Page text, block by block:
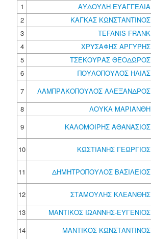
1
ΑΥΔΟΥΛΗ ΕΥΑΓΓΕΛΙΑ
2
ΚΑΓΚΑΣ ΚΩΝΣΤΑΝΤΙΝΟΣ
3
TEFANIS FRANK
4
ΧΡΥΣΑΦΗΣ ΑΡΓΥΡΗΣ
5
ΤΣΕΚΟΥΡΑΣ ΘΕΟΔΩΡΟΣ
6
ΠΟΥΛΟΠΟΥΛΟΣ ΗΛΙΑΣ
7
ΛΑΜΠΡΑΚΟΠΟΥΛΟΣ ΑΛΕΞΑΝΔΡΟΣ
8
ΛΟΥΚΑ ΜΑΡΙΑΝΘΗ
9
ΚΑΛΟΜΟΙΡΗΣ ΑΘΑΝΑΣΙΟΣ
10 ΚΩΣΤΙΑΝΗΣ ΓΕΩΡΓΙΟΣ
11
ΔΗΜΗΤΡΟΠΟΥΛΟΣ ΒΑΣΙΛΕΙΟΣ
12 ΣΤΑΜΟΥΛΗΣ ΚΛΕΑΝΘΗΣ
13
ΜΑΝΤΙΚΟΣ ΙΩΑΝΝΗΣ-ΕΥΓΕΝΙΟΣ
14
ΜΑΝΤΙΚΟΣ ΚΩΝΣΤΑΝΤΙΝΟΣ